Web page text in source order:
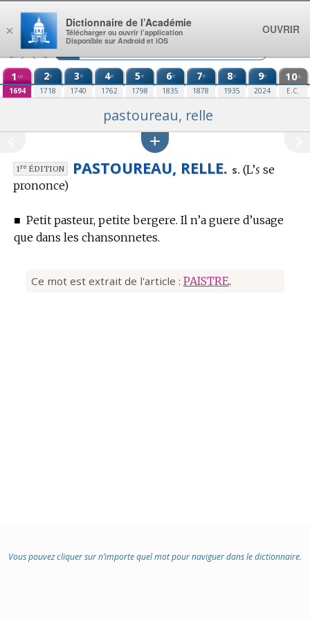
Aller au contenu
1 re
1694
2e
1718
3e
1740
4e
1762
5e
1798
6e
1835
7e
1878
8e
1935
9e
2024
10e
E.C.
pastoureau, relle
1reÉDITION PASTOUREAU, RELLE. s. (L’s se
prononce)
■ Petit pasteur, petite bergere. Il n’a guere d’usage
que dans les chansonnetes.
Ce mot est extrait de l'article : PAISTRE.
Vous pouvez cliquer sur n’importe quel mot pour naviguer dans le dictionnaire.
×
Dictionnaire de l’Académie
Télécharger ou ouvrir l’application
Disponible sur Android et iOS
OUVRIR